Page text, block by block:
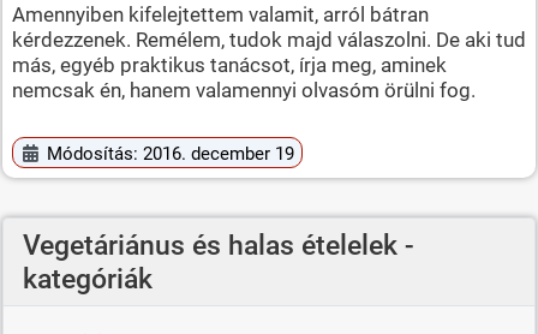
Amennyiben kifelejtettem valamit, arról bátran
kérdezzenek. Remélem, tudok majd válaszolni. De aki tud
más, egyéb praktikus tanácsot, írja meg, aminek
nemcsak én, hanem valamennyi olvasóm örülni fog.
Módosítás: 2016. december 19
Vegetáriánus és halas ételelek -
kategóriák